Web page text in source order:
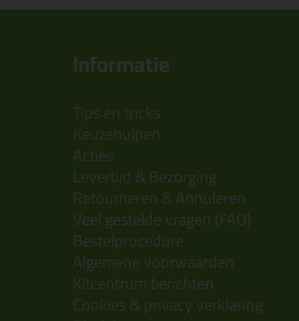
Informatie
Tips en tricks
Keuzehulpen
Acties
Levertijd & Bezorging
Retourneren & Annuleren
Veel gestelde vragen (FAQ)
Bestelprocedure
Algemene voorwaarden
Kitcentrum berichten
Cookies & privacy verklaring